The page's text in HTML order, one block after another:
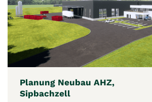
Planung Neubau AHZ,
Sipbachzell